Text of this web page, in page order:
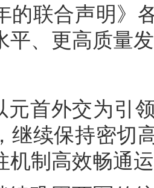
的联合声明》
平、更高质量
元首外交为引
继续保持密切
机制高效畅通